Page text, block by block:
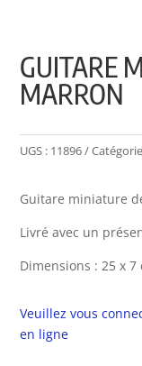
GUITARE
MARRON
UGS : 11896
Guitare miniature
Livré avec un
Dimensions : 25 x 7
Veuillez vous
en ligne